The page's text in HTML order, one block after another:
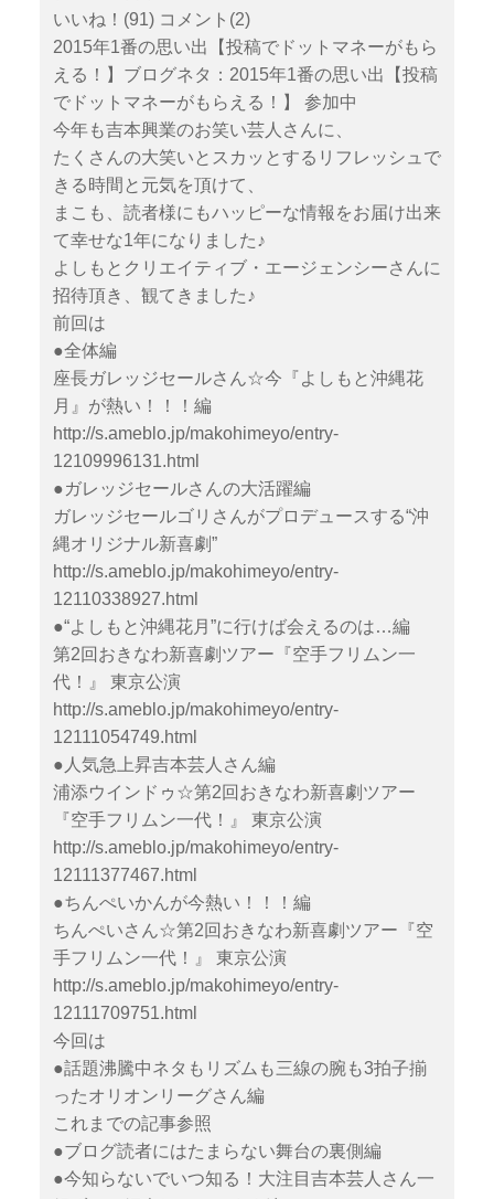
いいね！(91) コメント(2)
2015年1番の思い出【投稿でドットマネーがもら
える！】ブログネタ：2015年1番の思い出【投稿
でドットマネーがもらえる！】 参加中
今年も吉本興業のお笑い芸人さんに、
たくさんの大笑いとスカッとするリフレッシュで
きる時間と元気を頂けて、
まこも、読者様にもハッピーな情報をお届け出来
て幸せな1年になりました♪
よしもとクリエイティブ・エージェンシーさんに
招待頂き、観てきました♪
前回は
●全体編
座長ガレッジセールさん☆今『よしもと沖縄花
月』が熱い！！！編
http://s.ameblo.jp/makohimeyo/entry-
12109996131.html
●ガレッジセールさんの大活躍編
ガレッジセールゴリさんがプロデュースする“沖
縄オリジナル新喜劇”
http://s.ameblo.jp/makohimeyo/entry-
12110338927.html
●“よしもと沖縄花月”に行けば会えるのは…編
第2回おきなわ新喜劇ツアー『空手フリムン一
代！』 東京公演
http://s.ameblo.jp/makohimeyo/entry-
12111054749.html
●人気急上昇吉本芸人さん編
浦添ウインドゥ☆第2回おきなわ新喜劇ツアー
『空手フリムン一代！』 東京公演
http://s.ameblo.jp/makohimeyo/entry-
12111377467.html
●ちんぺいかんが今熱い！！！編
ちんぺいさん☆第2回おきなわ新喜劇ツアー『空
手フリムン一代！』 東京公演
http://s.ameblo.jp/makohimeyo/entry-
12111709751.html
今回は
●話題沸騰中ネタもリズムも三線の腕も3拍子揃
ったオリオンリーグさん編
これまでの記事参照
●ブログ読者にはたまらない舞台の裏側編
●今知らないでいつ知る！大注目吉本芸人さん一